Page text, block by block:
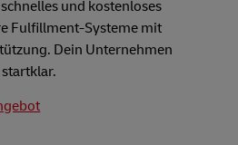
und kostenloses
Fulfillment-Systeme mit
Dein Unternehmen